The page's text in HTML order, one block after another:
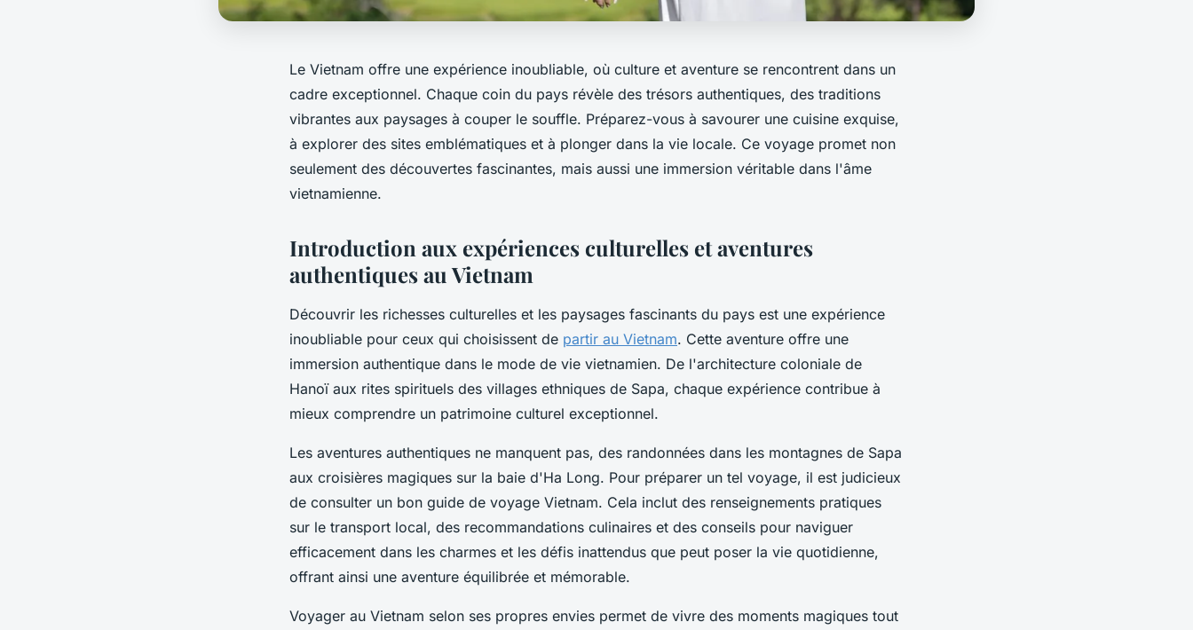
Le Vietnam offre une expérience inoubliable, où culture et aventure se rencontrent dans un
cadre exceptionnel. Chaque coin du pays révèle des trésors authentiques, des traditions
vibrantes aux paysages à couper le souffle. Préparez-vous à savourer une cuisine exquise,
à explorer des sites emblématiques et à plonger dans la vie locale. Ce voyage promet non
seulement des découvertes fascinantes, mais aussi une immersion véritable dans l'âme
vietnamienne.
Introduction aux expériences culturelles et aventures
authentiques au Vietnam
Découvrir les richesses culturelles et les paysages fascinants du pays est une expérience
inoubliable pour ceux qui choisissent de partir au Vietnam. Cette aventure offre une
immersion authentique dans le mode de vie vietnamien. De l'architecture coloniale de
Hanoï aux rites spirituels des villages ethniques de Sapa, chaque expérience contribue à
mieux comprendre un patrimoine culturel exceptionnel.
Les aventures authentiques ne manquent pas, des randonnées dans les montagnes de Sapa
aux croisières magiques sur la baie d'Ha Long. Pour préparer un tel voyage, il est judicieux
de consulter un bon guide de voyage Vietnam. Cela inclut des renseignements pratiques
sur le transport local, des recommandations culinaires et des conseils pour naviguer
efficacement dans les charmes et les défis inattendus que peut poser la vie quotidienne,
offrant ainsi une aventure équilibrée et mémorable.
Voyager au Vietnam selon ses propres envies permet de vivre des moments magiques tout